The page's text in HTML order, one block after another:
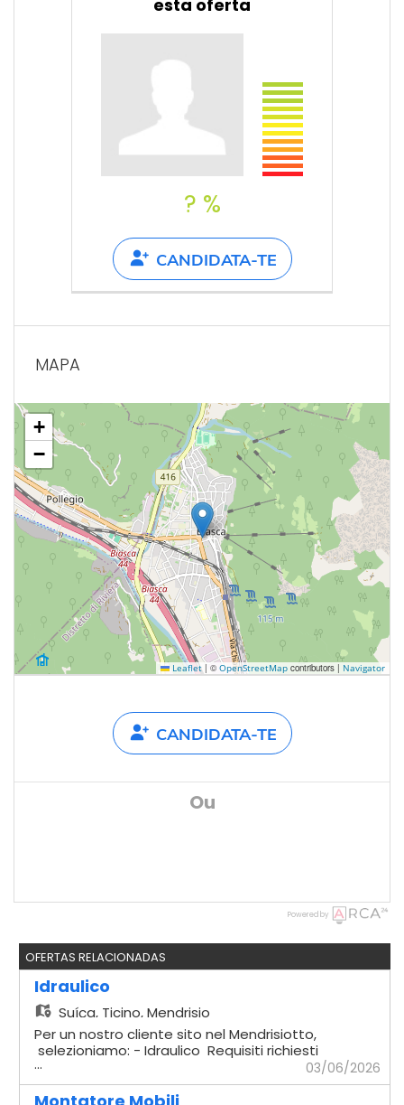
esta oferta
? %
CANDIDATA-TE
MAPA
+
−
Leaflet | © OpenStreetMap contributors | Navigator
CANDIDATA-TE
Ou
Powered by
OFERTAS RELACIONADAS
Idraulico
Suíça, Ticino, Mendrisio
Per un nostro cliente sito nel Mendrisiotto,
selezioniamo: - Idraulico Requisiti richiesti
- Comprovata esperienza in cantiere -
Impianti sottomuro - Solette - Capacità di
lavorare in autonomia - Disponibilità
... 03/06/2026